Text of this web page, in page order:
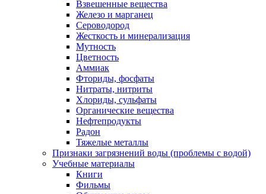
Взвешенные вещества
Железо и марганец
Сероводород
Жесткость и минерализация
Мутность
Цветность
Аммиак
Фториды, фосфаты
Нитраты, нитриты
Хлориды, сульфаты
Органические вещества
Нефтепродукты
Радон
Тяжелые металлы
Признаки загрязнений воды (проблемы с водой)
Учебные материалы
Книги
Фильмы